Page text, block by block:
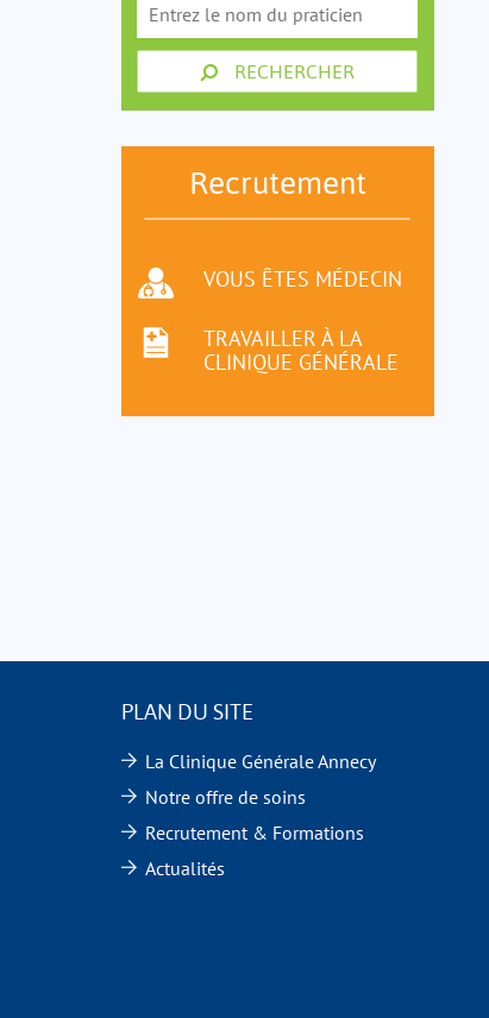
RECHERCHER
Recrutement
VOUS ÊTES MÉDECIN
TRAVAILLER À LA
CLINIQUE GÉNÉRALE
PLAN DU SITE
La Clinique Générale Annecy
Notre offre de soins
Recrutement & Formations
Actualités